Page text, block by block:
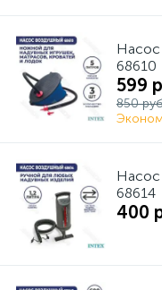
68610
599
850
Насос
68614
400